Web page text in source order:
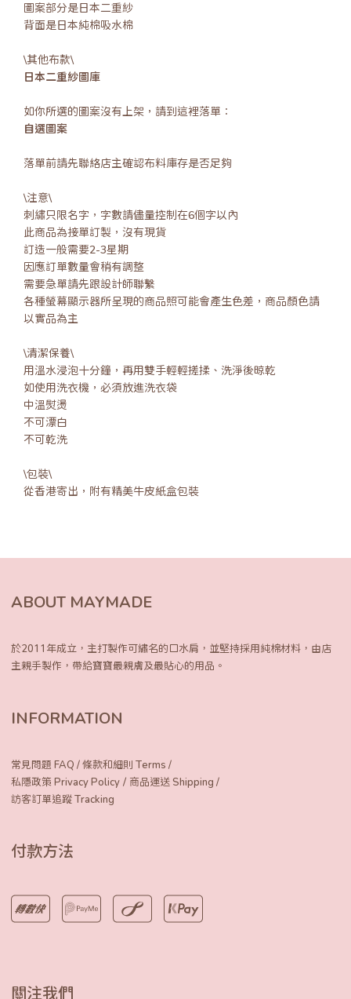
圖案部分是日本二重紗
背面是日本純棉吸水棉
\其他布款\
日本二重紗圖庫
如你所選的圖案沒有上架，請到這裡落單：
自選圖案
落單前請先聯絡店主確認布料庫存是否足夠
\注意\
刺繡只限名字，字數請儘量控制在6個字以內
此商品為接單訂製，沒有現貨
訂造一般需要2-3星期
因應訂單數量會稍有調整
需要急單請先跟設計師聯繫
各種螢幕顯示器所呈現的商品照可能會產生色差，商品顏色請
以實品為主
\清潔保養\
用溫水浸泡十分鐘，再用雙手輕輕搓揉、洗淨後晾乾
如使用洗衣機，必須放進洗衣袋
中溫熨燙
不可漂白
不可乾洗
\包裝\
從香港寄出，附有精美牛皮紙盒包裝
ABOUT MAYMADE
於2011年成立，主打製作可繡名的口水肩， 並堅持採用純棉材料，由店
主親手製作， 帶給寶寶最親膚及最貼心的用品。
INFORMATION
常見問題 FAQ /條款和細則 Terms /
私隱政策 Privacy Policy / 商品運送 Shipping /
訪客訂單追蹤 Tracking
付款方法
關注我們